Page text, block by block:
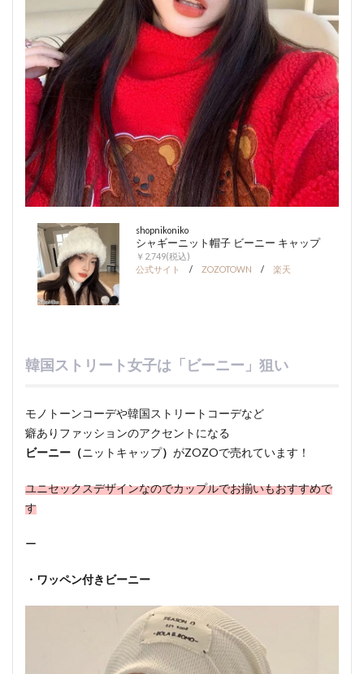
shopnikoniko
シャギーニット帽子 ビーニー キャップ
￥2,749(税込)
公式サイト
/ ZOZOTOWN / 楽天
韓国ストリート女子は「ビーニー」狙い
モノトーンコーデや韓国ストリートコーデなど
癖ありファッションのアクセントになる
ビーニー（ニットキャップ） がZOZOで売れています！
ユニセックスデザインなのでカップルでお揃いもおすすめで
す
ー
・ワッペン付きビーニー